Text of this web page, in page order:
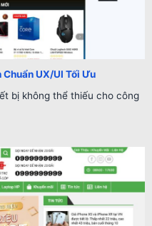
UX/UI Tối Ưu
bị không thể thiếu cho công